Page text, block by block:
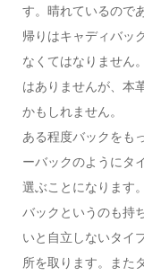
す。晴れているので
帰りはキャディバッ
なくてはなりません
はありませんが、本
かもしれません。
ある程度バックをも
ーバックのようにタ
選ぶことになります
バックというのも持
いと自立しないタイ
所を取ります。また